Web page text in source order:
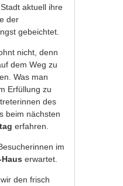
aktuell ihre
der
gebeichtet.
nicht, denn
dem Weg zu
Was man
Erfüllung zu
des
beim nächsten
erfahren.
im
erwartet.
den frisch